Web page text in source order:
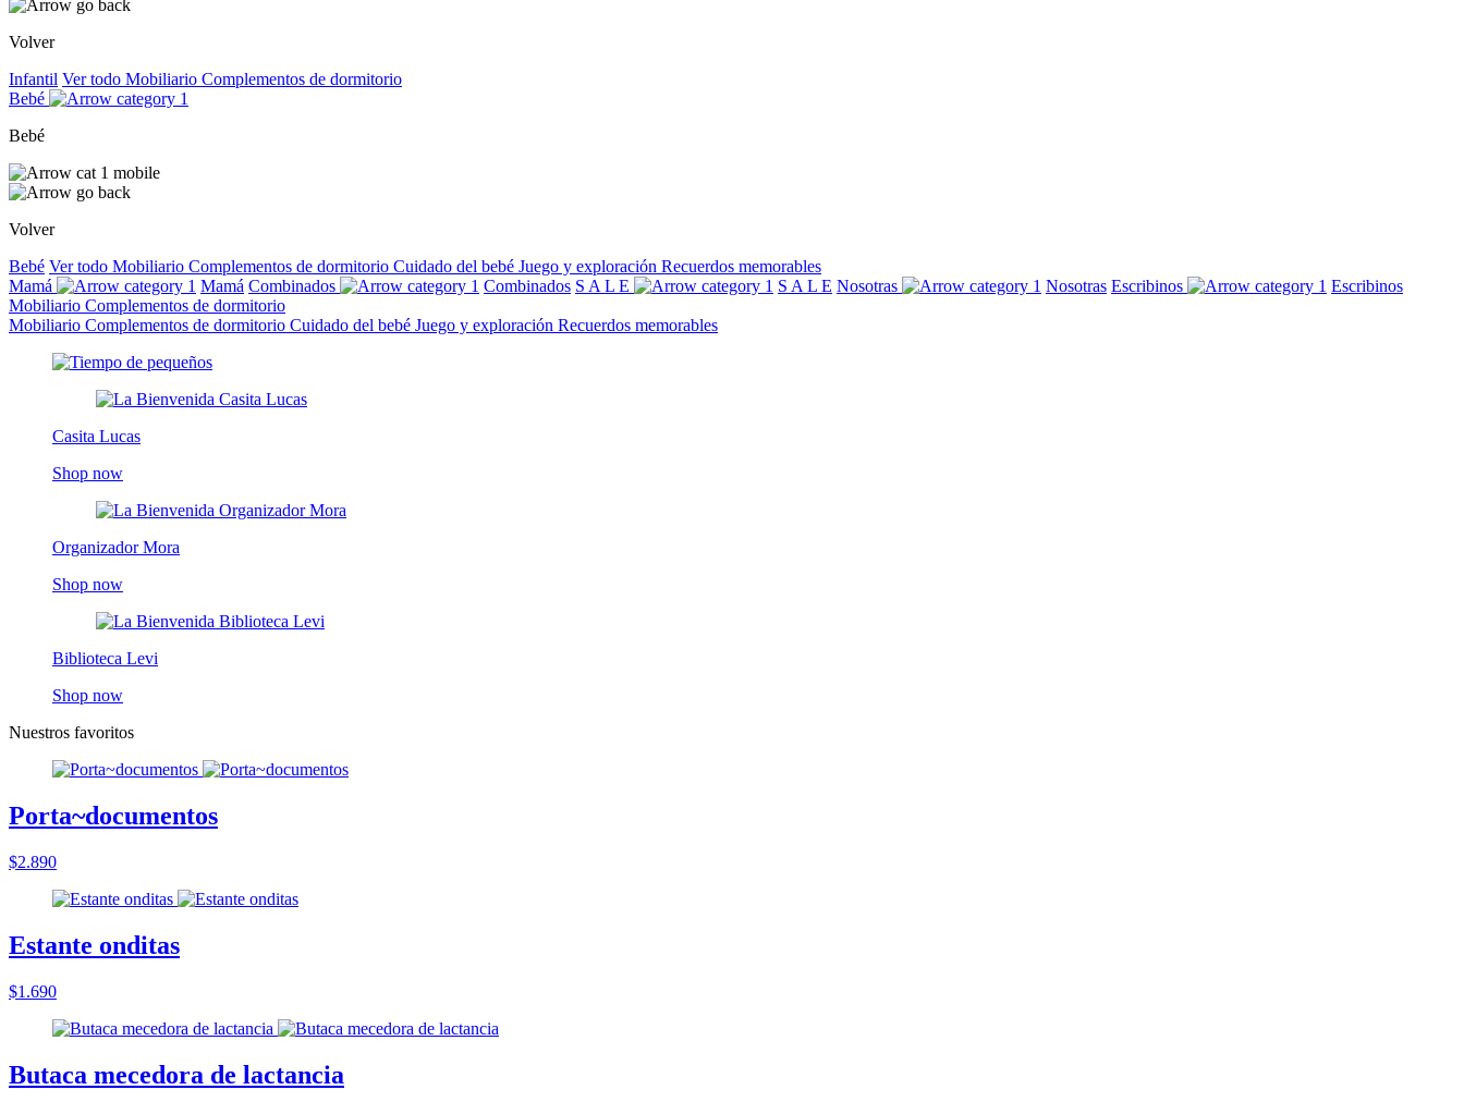
Volver
Infantil Ver todo Mobiliario Complementos de dormitorio
Bebé
Bebé
Volver
Bebé Ver todo Mobiliario Complementos de dormitorio Cuidado del bebé Juego y exploración Recuerdos memorables
Mamá
Mamá Combinados Combinados S A L E S A L E Nosotras Nosotras Escribinos
Escribinos
Mobiliario Complementos de dormitorio
Mobiliario Complementos de dormitorio Cuidado del bebé Juego y exploración Recuerdos memorables
Casita Lucas
Shop now
Organizador Mora
Shop now
Biblioteca Levi
Shop now
Nuestros favoritos
Porta~documentos
$2.890
Estante onditas
$1.690
Butaca mecedora de lactancia